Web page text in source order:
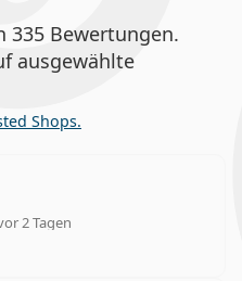
335 Bewertungen.
ausgewählte
Shops.
2 Tagen
5 aus 5